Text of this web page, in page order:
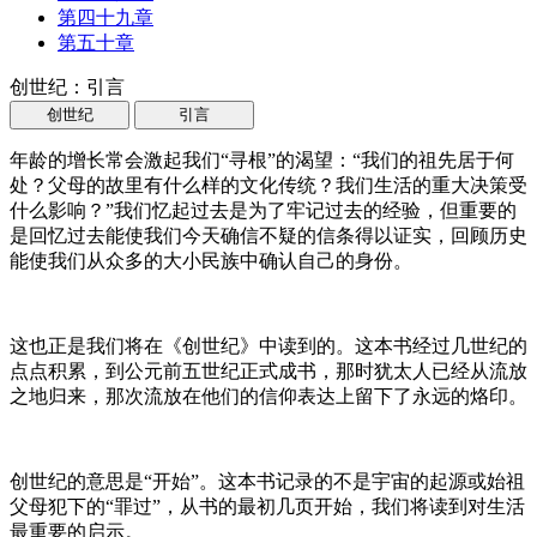
第四十九章
第五十章
创世纪：引言
创世纪 引言
年龄的增长常会激起我们“寻根”的渴望：“我们的祖先居于何
处？父母的故里有什么样的文化传统？我们生活的重大决策受
什么影响？”我们忆起过去是为了牢记过去的经验，但重要的
是回忆过去能使我们今天确信不疑的信条得以证实，回顾历史
能使我们从众多的大小民族中确认自己的身份。
这也正是我们将在《创世纪》中读到的。这本书经过几世纪的
点点积累，到公元前五世纪正式成书，那时犹太人已经从流放
之地归来，那次流放在他们的信仰表达上留下了永远的烙印。
创世纪的意思是“开始”。这本书记录的不是宇宙的起源或始祖
父母犯下的“罪过”，从书的最初几页开始，我们将读到对生活
最重要的启示。